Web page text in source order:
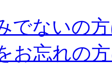
でないの
お忘れの